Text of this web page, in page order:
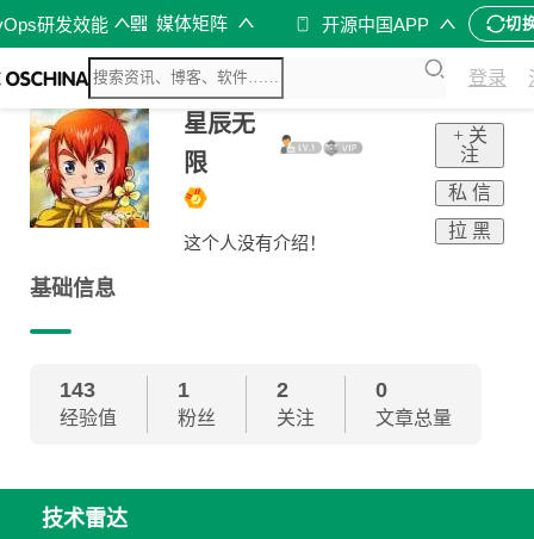
研发效能 媒体矩阵 开源中国APP 切
登录
星辰无
限
这个人没有介绍！
+ 关
注
私 信
拉 黑
基础信息
143
经验值
1
粉丝
2
关注
0
文章总量
技术雷达